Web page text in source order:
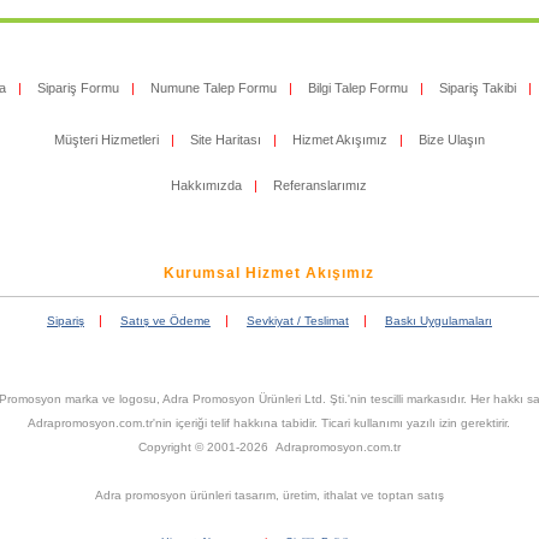
| Sipariş Formu | Numune Talep Formu | Bilgi Talep Formu | Sipariş Takibi |
Müşteri Hizmetleri | Site Haritası | Hizmet Akışımız | Bize Ulaşın
Hakkımızda | Referanslarımız
Kurumsal Hizmet Akışımız
Sipariş | Satış ve Ödeme | Sevkiyat / Teslimat | Baskı Uygulamaları
marka ve logosu, Adra Promosyon Ürünleri Ltd. Şti.'nin tescilli markasıdır. Her hakkı
Adrapromosyon.com.tr'nin içeriği telif hakkına tabidir. Ticari kullanımı yazılı izin gerektirir.
Copyright © 2001-2026 Adrapromosyon.com.tr
Adra promosyon ürünleri tasarım, üretim, ithalat ve toptan satış